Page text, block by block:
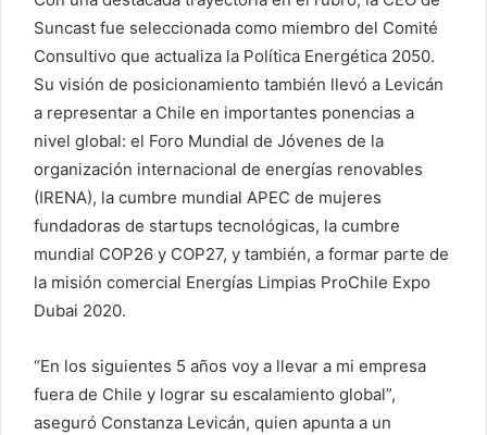
Suncast fue seleccionada como miembro del Comité
Consultivo que actualiza la Política Energética 2050.
Su visión de posicionamiento también llevó a Levicán
a representar a Chile en importantes ponencias a
nivel global: el Foro Mundial de Jóvenes de la
organización internacional de energías renovables
(IRENA), la cumbre mundial APEC de mujeres
fundadoras de startups tecnológicas, la cumbre
mundial COP26 y COP27, y también, a formar parte de
la misión comercial Energías Limpias ProChile Expo
Dubai 2020.
“En los siguientes 5 años voy a llevar a mi empresa
fuera de Chile y lograr su escalamiento global”,
aseguró Constanza Levicán, quien apunta a un